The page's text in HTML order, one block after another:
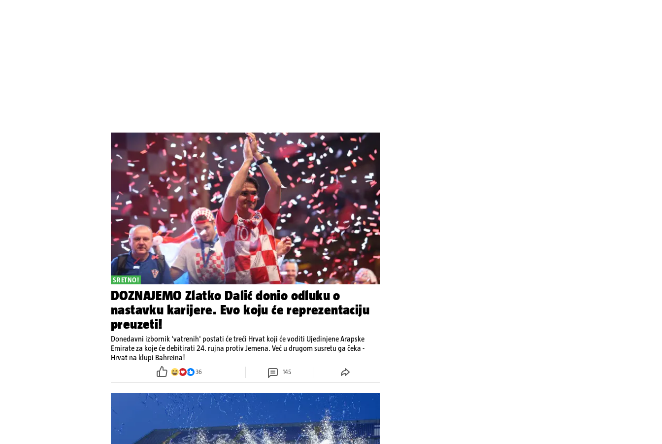
SRETNO!
DOZNAJEMO Zlatko Dalić donio odluku o
nastavku karijere. Evo koju će reprezentaciju
preuzeti!
Donedavni izbornik 'vatrenih' postati će treći Hrvat koji će voditi Ujedinjene Arapske
Emirate za koje će debitirati 24. rujna protiv Jemena. Već u drugom susretu ga čeka -
Hrvat na klupi Bahreina!
36 145